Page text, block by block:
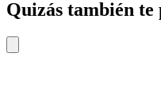
Quizás también te